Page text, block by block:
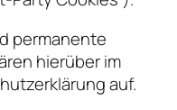
permanente
hierüber im
auf.